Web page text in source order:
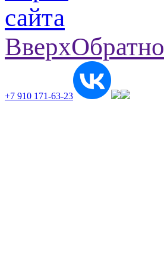
ВверхОбратно
+7 910 171-63-23